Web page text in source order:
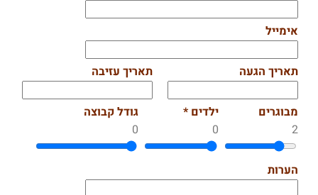
אימייל
תאריך הגעה תאריך עזיבה
מבוגרים
2
ילדים *
0
גודל קבוצה
0
הערות